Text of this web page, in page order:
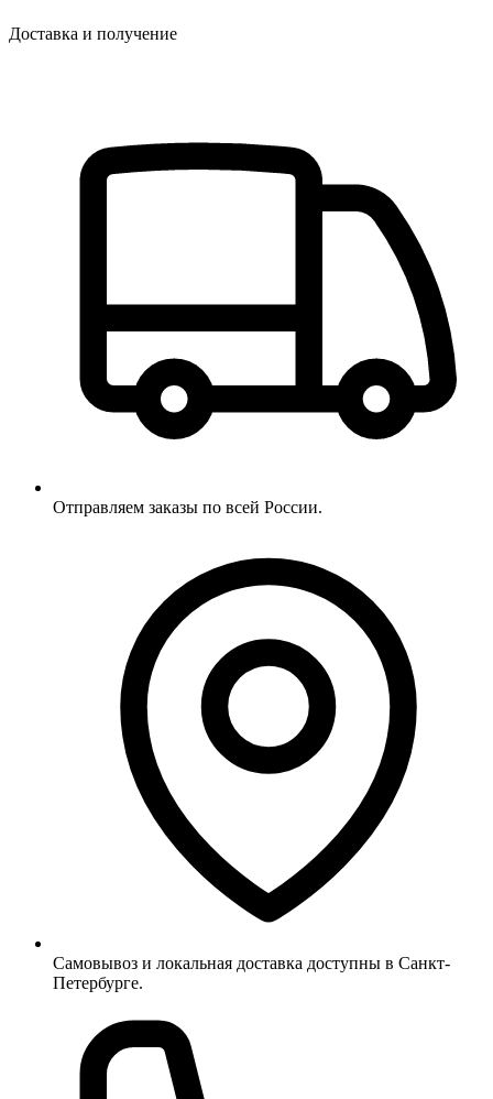
Доставка и получение
Отправляем заказы по всей России.
Самовывоз и локальная доставка доступны в Санкт-
Петербурге.